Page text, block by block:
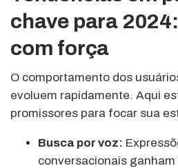
chave para
com força
O comportamento dos
evoluem rapidamente. Aqui
promissores para focar sua
Busca por voz:
conversacionais